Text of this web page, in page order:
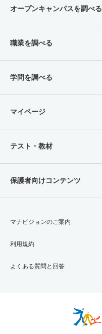
オープンキャンパスを調べる
職業を調べる
学問を調べる
マイページ
テスト・教材
保護者向けコンテンツ
マナビジョンのご案内
利用規約
よくある質問と回答